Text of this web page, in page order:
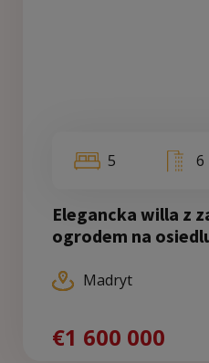
5 6
Elegancka willa z
ogrodem na
Madryt
€1 600 000